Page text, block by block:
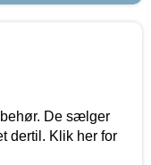
De sælger
dertil. Klik her for